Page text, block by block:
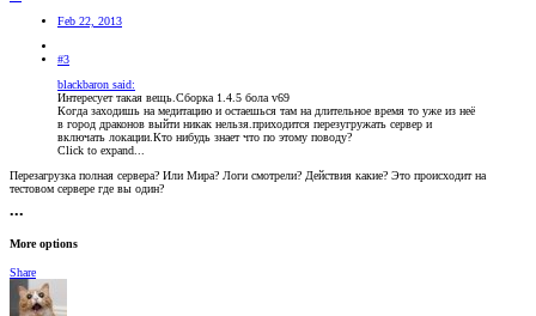
Feb 22, 2013
#3
blackbaron said:
Интересует такая вещь.Сборка 1.4.5 бола v69
Когда заходишь на медитацию и остаешься там на длительное время то уже из неё
в город драконов выйти никак нельзя.приходится перезугружать сервер и
включать локации.Кто нибудь знает что по этому поводу?
Click to expand...
Перезагрузка полная сервера? Или Мира? Логи смотрели? Действия какие? Это происходит на
тестовом сервере где вы один?
•••
More options
Share